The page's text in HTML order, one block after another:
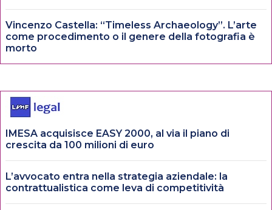
Vincenzo Castella: “Timeless Archaeology”. L’arte
come procedimento o il genere della fotografia è
morto
IMESA acquisisce EASY 2000, al via il piano di
crescita da 100 milioni di euro
L’avvocato entra nella strategia aziendale: la
contrattualistica come leva di competitività